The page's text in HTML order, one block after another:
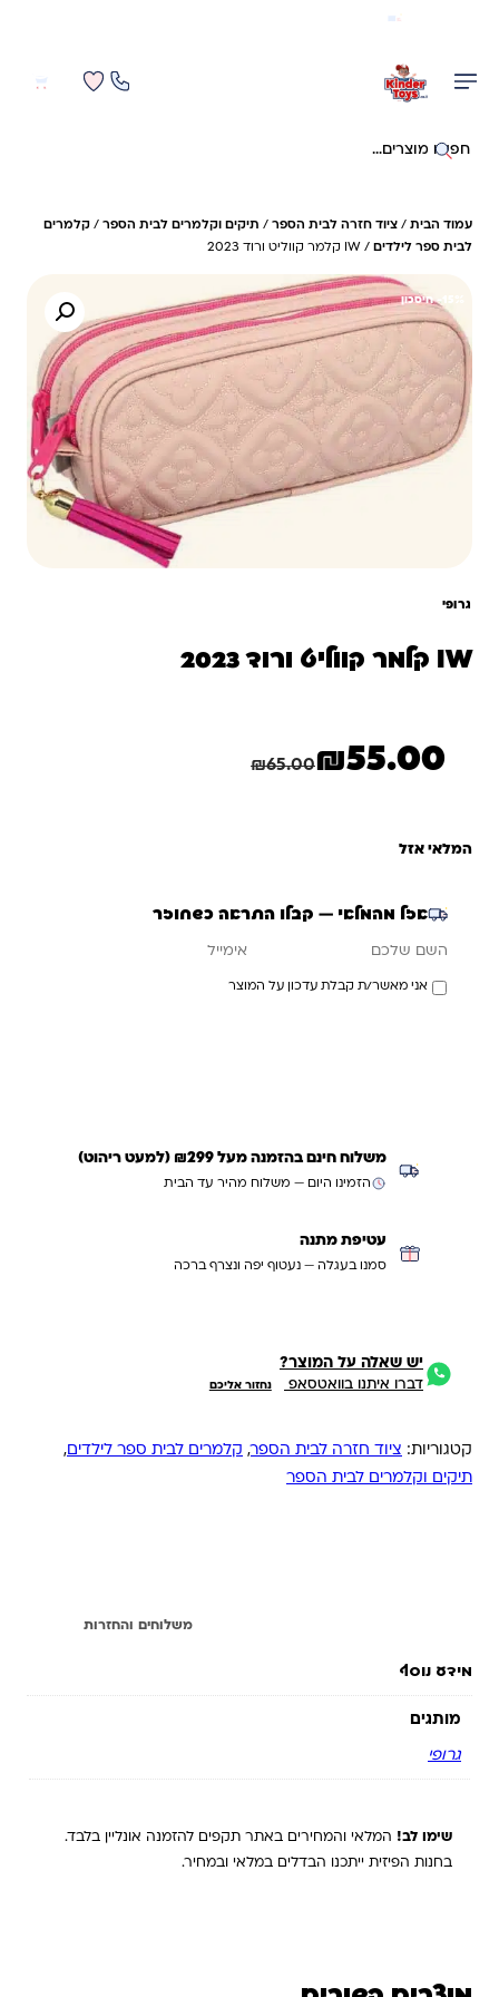
חיפוש באתר
עמוד הבית / ציוד חזרה לבית הספר / תיקים וקלמרים לבית הספר / קלמרים
לבית ספר לילדים / IW קלמר קווליט ורוד 2023
15%- חיסכון
גרופי
IW קלמר קווליט ורוד 2023
₪65.00
המחיר המקורי היה: ₪65.00.
₪55.00
המחיר הנוכחי הוא: ₪55.00.
המלאי אזל
אזל מהמלאי — קבלו התראה כשחוזר
אני מאשר/ת קבלת עדכון על המוצר
משלוח חינם בהזמנה מעל ₪299 (למעט ריהוט)
הזמינו היום — משלוח מהיר עד הבית
עטיפת מתנה
סמנו בעגלה — נעטוף יפה ונצרף ברכה
יש שאלה על המוצר?
דברו איתנו בוואטסאפ נחזור אליכם
קטגוריות: ציוד חזרה לבית הספר, קלמרים לבית ספר לילדים,
תיקים וקלמרים לבית הספר
משלוחים והחזרות
מידע נוסף
מותגים
גרופי
שימו לב! המלאי והמחירים באתר תקפים להזמנה אונליין בלבד.
בחנות הפיזית ייתכנו הבדלים במלאי ובמחיר.